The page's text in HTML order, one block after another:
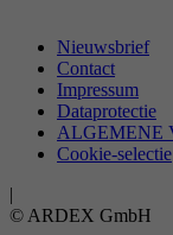
Nieuwsbrief
Contact
Impressum
Dataprotectie
ALGEMENE
Cookie-selectie
|
© ARDEX GmbH